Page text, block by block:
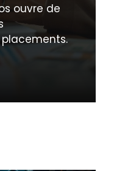
ouvre de